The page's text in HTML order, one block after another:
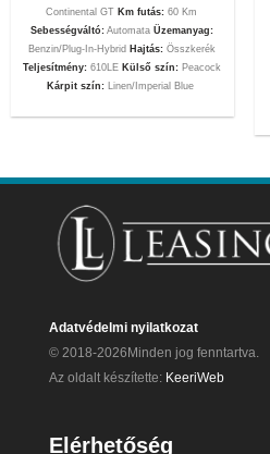
Continental GT Km futás:60 Km
Sebességváltó:Automata Üzemanyag:
Benzin/Plug-In-Hybrid Hajtás:Összkerék
Teljesítmény:610LE Külső szín: Peacock
Kárpit szín:Linen/Imperial Blue
Adatvédelmi nyilatkozat
© 2018-2026Minden jog fenntartva.
Az oldalt készítette: KeeriWeb
Elérhetőség